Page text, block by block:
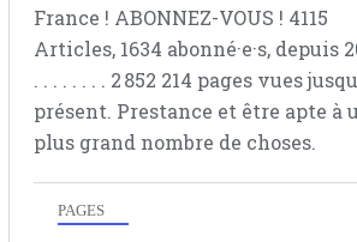
France ! ABONNEZ-VOUS ! 4115
Articles, 1634 abonné·e·s, depuis
. . . . . . . . 2 852 214 pages vues
présent. Prestance et être apte à
plus grand nombre de choses.
PAGES